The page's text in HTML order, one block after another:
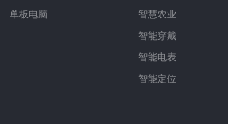
单板电脑
智慧农业
智能穿戴
智能电表
智能定位